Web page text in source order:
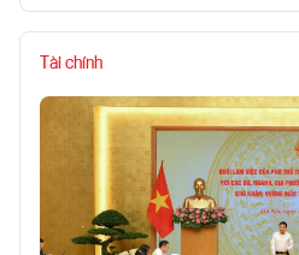
Tài chính